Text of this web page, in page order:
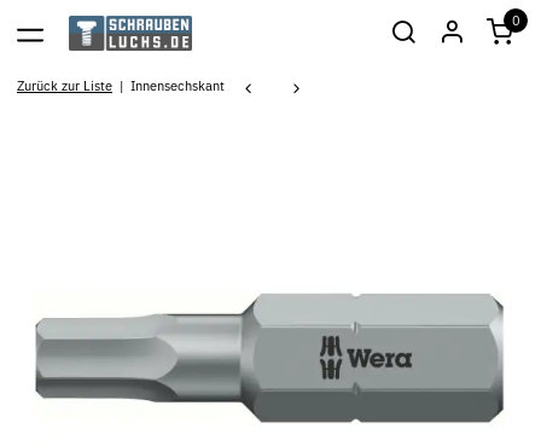
0
Zurück zur Liste Innensechskant